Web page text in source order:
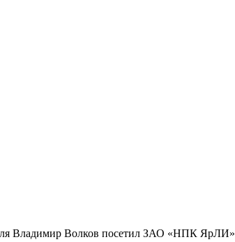
Владимир Волков посетил ЗАО «НПК ЯрЛИ»